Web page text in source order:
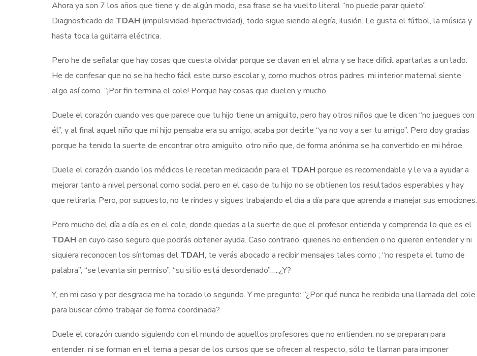
Ahora ya son 7 los años que tiene y, de algún modo, esa frase se ha vuelto literal “no puede parar quieto”.
Diagnosticado de TDAH (impulsividad-hiperactividad), todo sigue siendo alegría, ilusión. Le gusta el fútbol, la música y
hasta toca la guitarra eléctrica.
Pero he de señalar que hay cosas que cuesta olvidar porque se clavan en el alma y se hace difícil apartarlas a un lado.
He de confesar que no se ha hecho fácil este curso escolar y, como muchos otros padres, mi interior maternal siente
algo así como. “¡Por fin termina el cole! Porque hay cosas que duelen y mucho.
Duele el corazón cuando ves que parece que tu hijo tiene un amiguito, pero hay otros niños que le dicen “no juegues con
él”, y al final aquel niño que mi hijo pensaba era su amigo, acaba por decirle “ya no voy a ser tu amigo”. Pero doy gracias
porque ha tenido la suerte de encontrar otro amiguito, otro niño que, de forma anónima se ha convertido en mi héroe.
Duele el corazón cuando los médicos le recetan medicación para el TDAH porque es recomendable y le va a ayudar a
mejorar tanto a nivel personal como social pero en el caso de tu hijo no se obtienen los resultados esperables y hay
que retirarla. Pero, por supuesto, no te rindes y sigues trabajando el día a día para que aprenda a manejar sus emociones.
Pero mucho del día a día es en el cole, donde quedas a la suerte de que el profesor entienda y comprenda lo que es el
TDAH en cuyo caso seguro que podrás obtener ayuda. Caso contrario, quienes no entienden o no quieren entender y ni
siquiera reconocen los síntomas del TDAH, te verás abocado a recibir mensajes tales como ; “no respeta el turno de
palabra”, “se levanta sin permiso”, “su sitio está desordenado”…..¿Y?
Y, en mi caso y por desgracia me ha tocado lo segundo. Y me pregunto: “¿Por qué nunca he recibido una llamada del cole
para buscar cómo trabajar de forma coordinada?
Duele el corazón cuando siguiendo con el mundo de aquellos profesores que no entienden, no se preparan para
entender, ni se forman en el tema a pesar de los cursos que se ofrecen al respecto, sólo te llaman para imponer